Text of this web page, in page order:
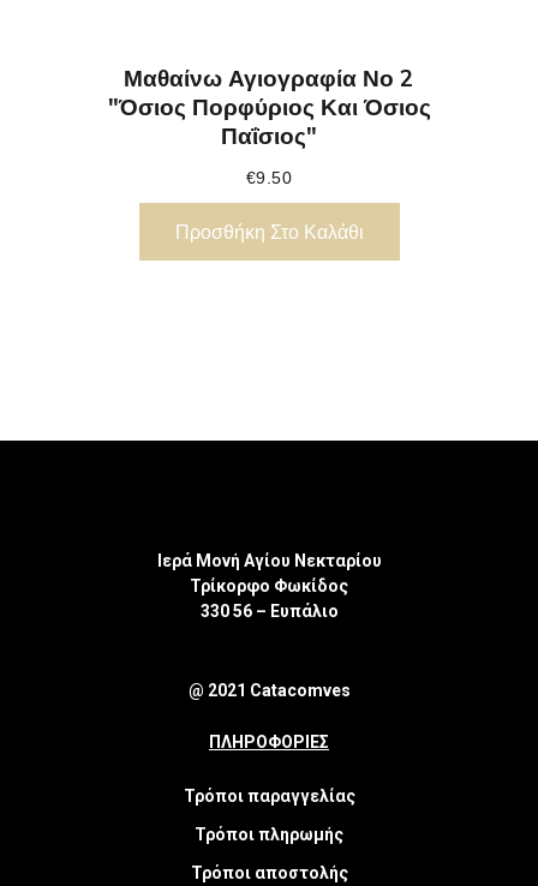
Μαθαίνω Αγιογραφία Νο 2
"Όσιος Πορφύριος Και Όσιος
Παΐσιος"
€9.50
Προσθήκη Στο Καλάθι
Ιερά Μονή Αγίου Νεκταρίου
Τρίκορφο Φωκίδος
330 56 – Ευπάλιο
@ 2021 Catacomves
ΠΛΗΡΟΦΟΡΙΕΣ
Τρόποι παραγγελίας
Τρόποι πληρωμής
Τρόποι αποστολής